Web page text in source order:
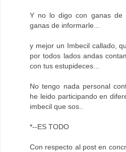
Y no lo digo con ganas de
ganas de informarle...
y mejor un Imbecil callado,
por todos lados andas
con tus estupideces...
No tengo nada personal
he leido participando en
imbecil que sos..
*--ES TODO
Con respecto al post en